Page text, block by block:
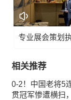
专业展会策划
相关推荐
0-2！中国老将5
贯冠军惨遭横扫